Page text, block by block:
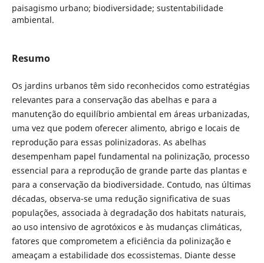
paisagismo urbano; biodiversidade; sustentabilidade
ambiental.
Resumo
Os jardins urbanos têm sido reconhecidos como estratégias
relevantes para a conservação das abelhas e para a
manutenção do equilíbrio ambiental em áreas urbanizadas,
uma vez que podem oferecer alimento, abrigo e locais de
reprodução para essas polinizadoras. As abelhas
desempenham papel fundamental na polinização, processo
essencial para a reprodução de grande parte das plantas e
para a conservação da biodiversidade. Contudo, nas últimas
décadas, observa-se uma redução significativa de suas
populações, associada à degradação dos habitats naturais,
ao uso intensivo de agrotóxicos e às mudanças climáticas,
fatores que comprometem a eficiência da polinização e
ameaçam a estabilidade dos ecossistemas. Diante desse